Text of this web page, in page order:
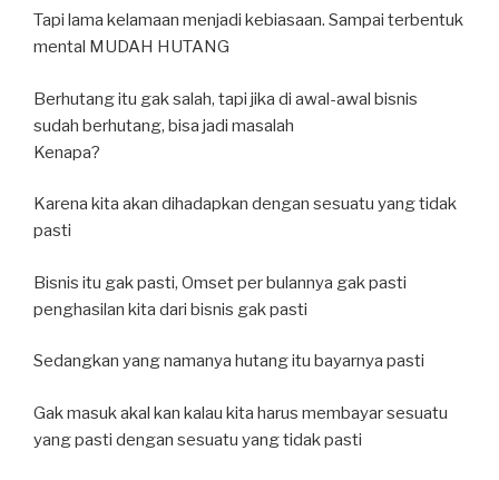
Tapi lama kelamaan menjadi kebiasaan. Sampai terbentuk
mental MUDAH HUTANG
Berhutang itu gak salah, tapi jika di awal-awal bisnis
sudah berhutang, bisa jadi masalah
Kenapa?
Karena kita akan dihadapkan dengan sesuatu yang tidak
pasti
Bisnis itu gak pasti, Omset per bulannya gak pasti
penghasilan kita dari bisnis gak pasti
Sedangkan yang namanya hutang itu bayarnya pasti
Gak masuk akal kan kalau kita harus membayar sesuatu
yang pasti dengan sesuatu yang tidak pasti